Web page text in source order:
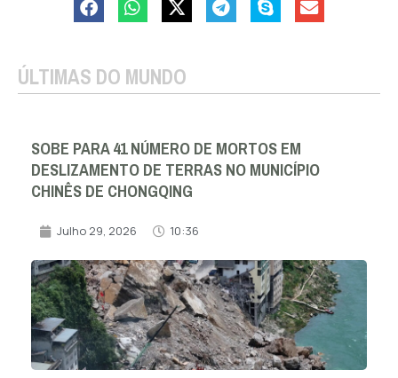
ÚLTIMAS DO MUNDO
SOBE PARA 41 NÚMERO DE MORTOS EM
DESLIZAMENTO DE TERRAS NO MUNICÍPIO
CHINÊS DE CHONGQING
Julho 29, 2026 10:36